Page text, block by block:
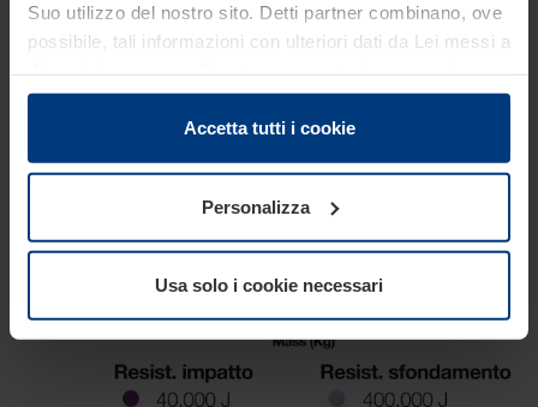
Suo utilizzo del nostro sito. Detti partner combinano, ove
possibile, tali informazioni con ulteriori dati da Lei messi a
con il Suo impiego dei servizi offerti.
Le disposizioni di legge ci autorizzano a salvare i cookie
sul Suo dispositivo in tutti quei casi in cui essi sono
sito. Per tutti gli altri tipi di cookie, necessitiamo del Suo
consenso. Lei ha comunque facoltà di modificare o
Accetta tutti i cookie
Personalizza
Usa solo i cookie necessari